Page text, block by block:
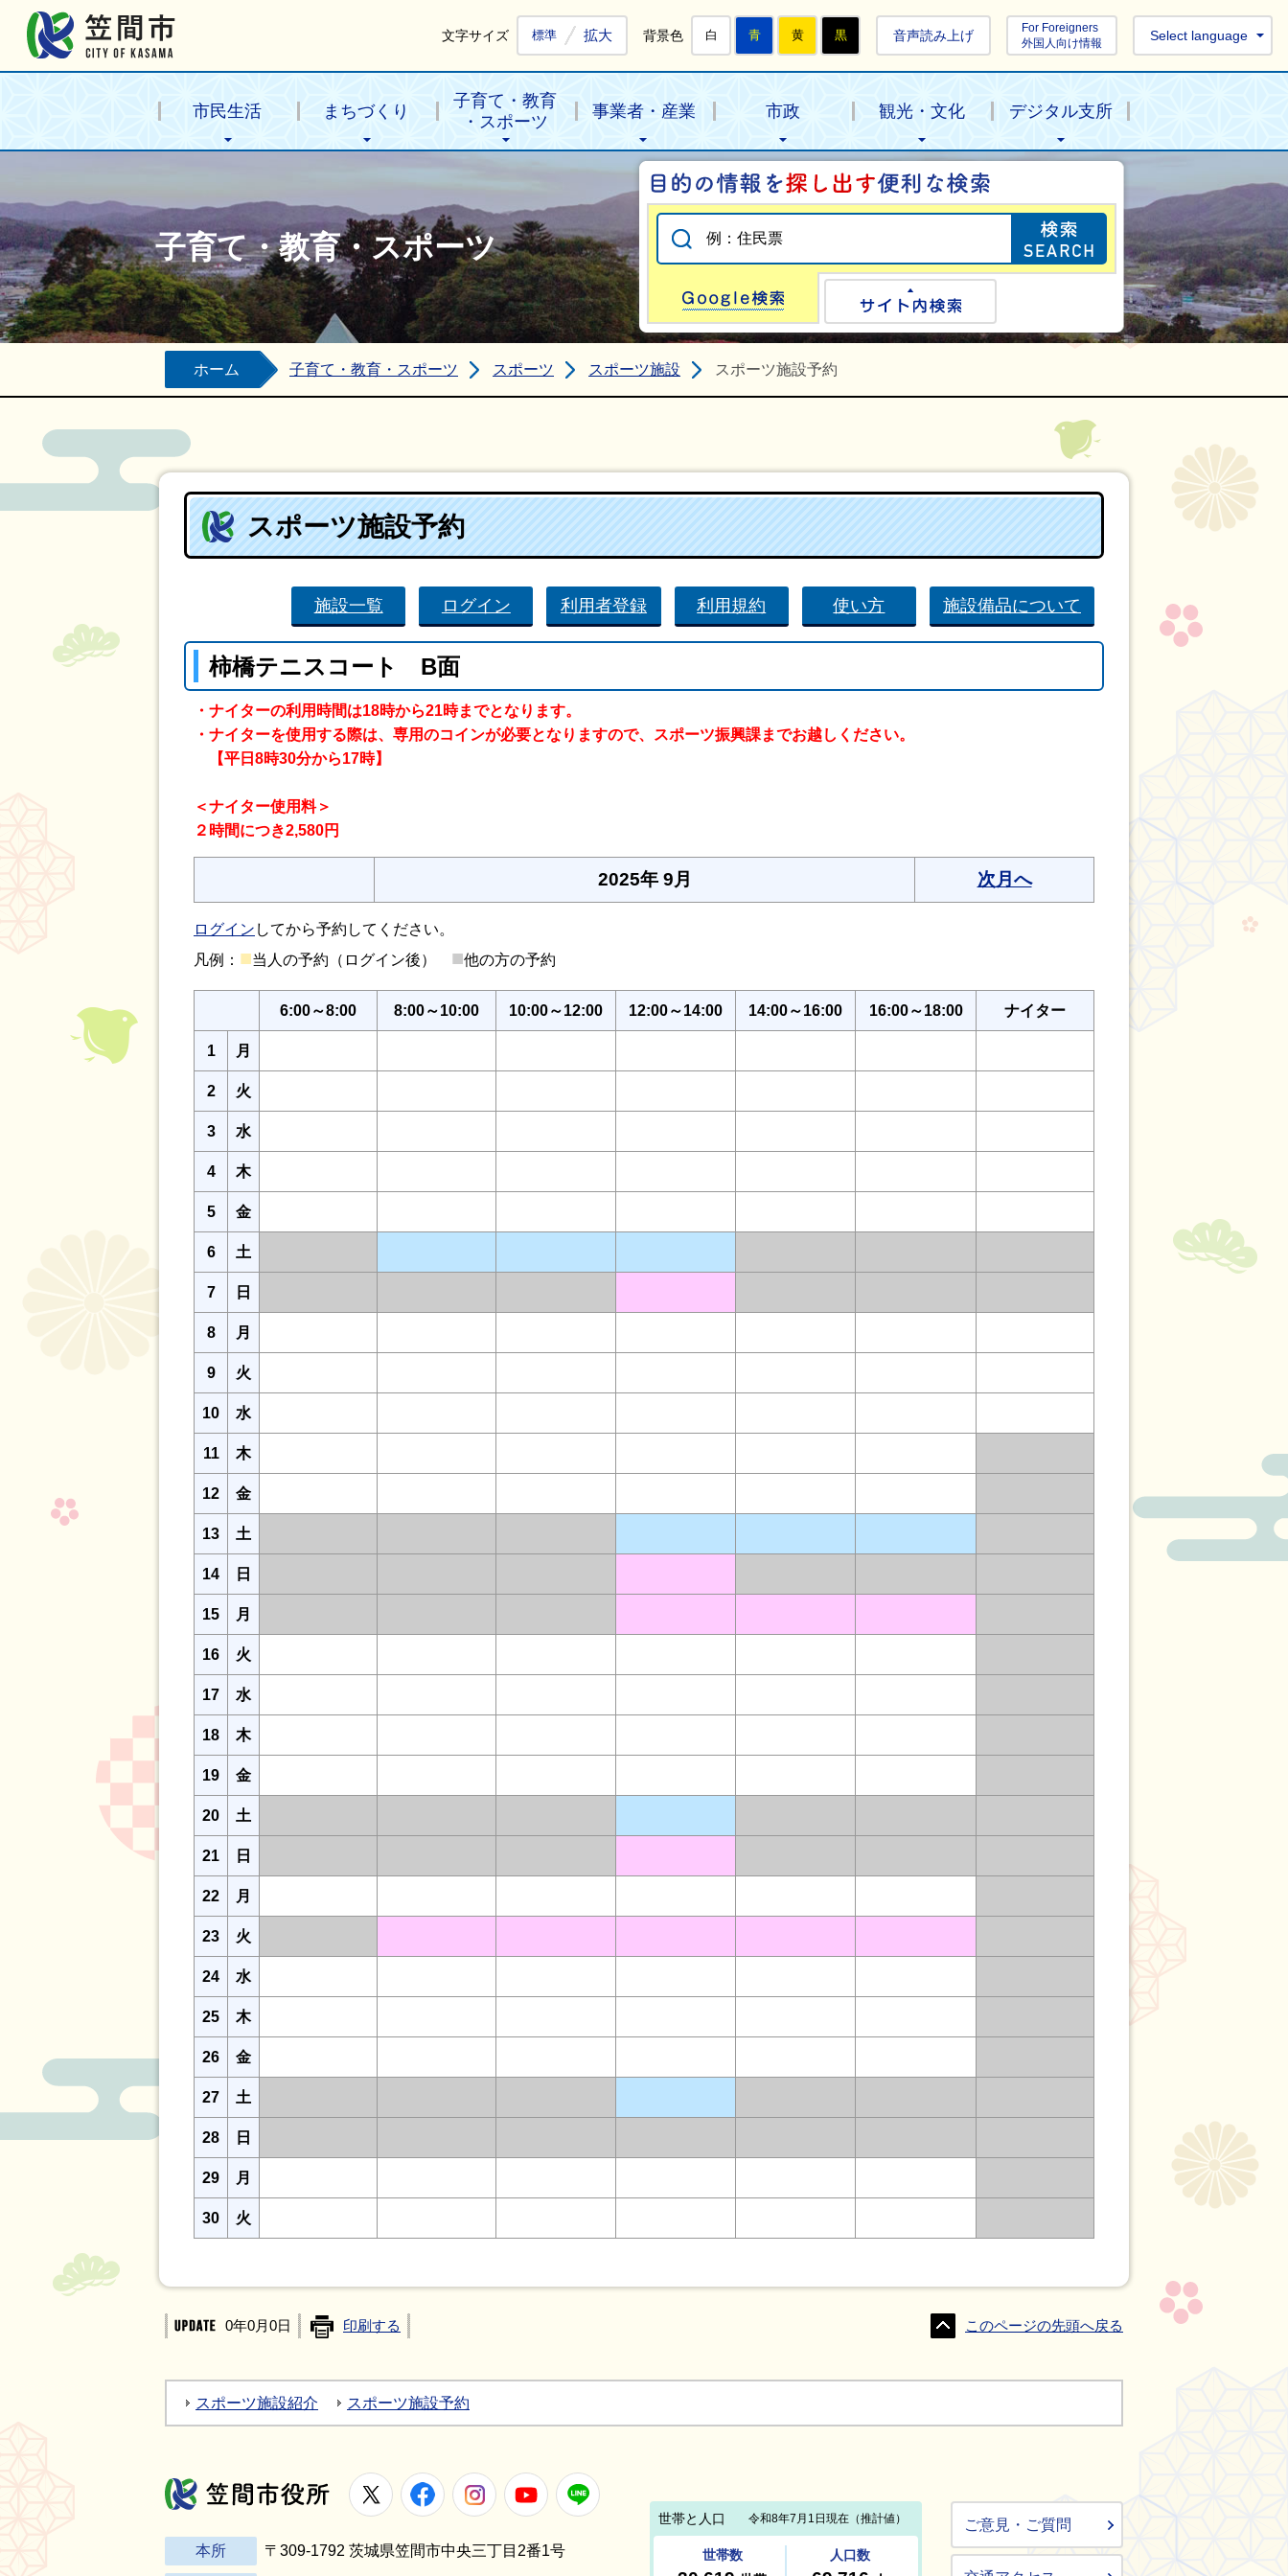
文字サイズ 標準 拡大 背景色 白 青 黄 黒 音声読み上げ
For Foreigners
外国人向け情報
Select language
市民生活 まちづくり
子育て・教育
・スポーツ
事業者・産業 市政 観光・文化 デジタル支所
子育て・教育・スポーツ
目的の情報を探
Google検索
ホーム 子育て・教育・スポーツ スポーツ スポーツ施設 スポーツ施設予約
スポーツ施設予約
施設一覧 ログイン 利用者登録 利用規約 使い方 施設備品について
柿橋テニスコート B面
・ナイターの利用時間は18時から21時までとなります。
・ナイターを使用する際は、専用のコインが必要となりますので、スポーツ振興課までお越しください。
【平日8時30分から17時】
＜ナイター使用料＞
２時間につき2,580円
2025年 9月 次月へ
ログイン してから予約してください。
凡例： ■当人の予約（ログイン後） ■他の方の予約
6:00～8:00 8:00～10:00 10:00～12:00 12:00～14:00 14:00～16:00 16:00～18:00 ナイター
1 月
2 火
3 水
4 木
5 金
6 土
7 日
8 月
9 火
10 水
11 木
12 金
13 土
14 日
15 月
16 火
17 水
18 木
19 金
20 土
21 日
22 月
23 火
24 水
25 木
26 金
27 土
28 日
29 月
30 火
0年0月0日 印刷する このページの先頭へ戻る
スポーツ施設紹介 スポーツ施設予約
笠間市役所
X FacebookInstagramYoutube
本所 〒309-1792 茨城県笠間市中央三丁目2番1号
ご意見・ご質問